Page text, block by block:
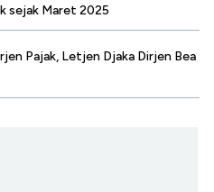
sejak Maret 2025
Pajak, Letjen Djaka Dirjen Bea